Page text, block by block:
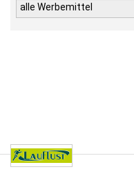
alle Werbemittel